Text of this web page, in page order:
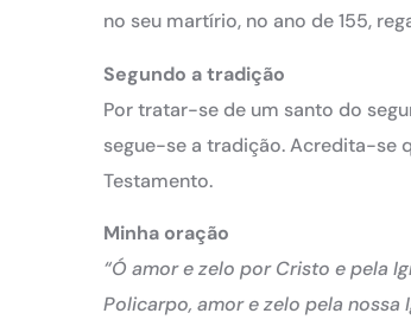
no seu martírio, no ano de 155,
Segundo a tradição
Por tratar-se de um santo do
segue-se a tradição. Acredita-se
Testamento.
Minha oração
“Ó amor e zelo por Cristo e pela
Policarpo, amor e zelo pela nossa